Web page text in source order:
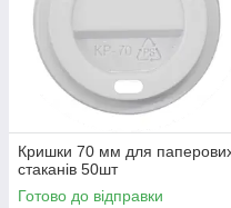
Кришки 70 мм для
стаканів 50шт
Готово до відправки